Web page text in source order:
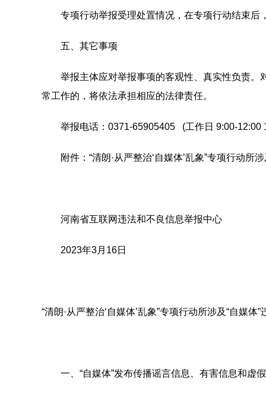
专项行动举报受理处置情况，在专项行动结束后
五、其它事项
举报主体应对举报事项的客观性、真实性负责。
常工作的，将依法承担相应的法律责任。
举报电话：0371-65905405 (工作日 9:00-12:00
附件：“清朗·从严整治‘自媒体’乱象”专项行动所涉
河南省互联网违法和不良信息举报中心
2023年3月16日
“清朗·从严整治‘自媒体’乱象”专项行动所涉及“自媒体
一、“自媒体”发布传播谣言信息、有害信息和虚